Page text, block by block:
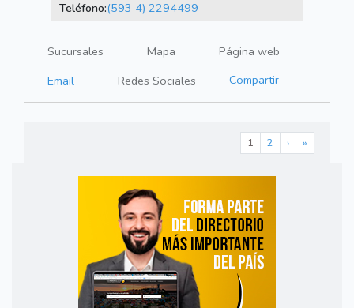
Teléfono:(593 4) 2294499
Sucursales Mapa
Página web
Email
Redes Sociales Compartir
1 2 › »